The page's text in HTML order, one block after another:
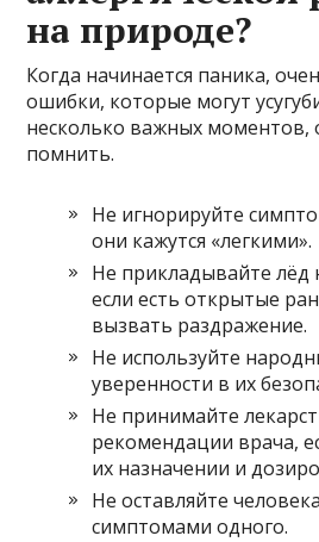
на природе?
Когда начинается паника,
ошибки, которые могут
несколько важных моментов,
помнить.
Не игнорируйте
они кажутся «легкими».
Не прикладывайте лёд
если есть открытые
вызвать раздражение.
Не используйте
уверенности в их
Не принимайте
рекомендации врача,
их назначении и
Не оставляйте
симптомами одного.